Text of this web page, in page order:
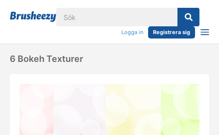
Logga in Registrera sig
6 Bokeh Texturer